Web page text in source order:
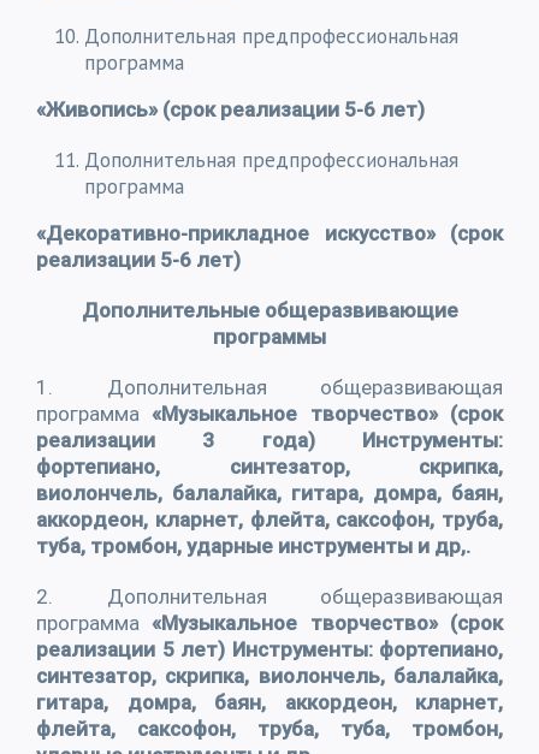
Дополнительная предпрофессиональная
программа
«Живопись» (срок реализации 5-6 лет)
Дополнительная предпрофессиональная
программа
«Декоративно-прикладное искусство» (срок
реализации 5-6 лет)
Дополнительные общеразвивающие
программы
1. Дополнительная общеразвивающая
программа «Музыкальное творчество» (срок
реализации 3 года) Инструменты:
фортепиано, синтезатор, скрипка,
виолончель, балалайка, гитара, домра, баян,
аккордеон, кларнет, флейта, саксофон, труба,
туба, тромбон, ударные инструменты и др,.
2. Дополнительная общеразвивающая
программа «Музыкальное творчество» (срок
реализации 5 лет) Инструменты: фортепиано,
синтезатор, скрипка, виолончель, балалайка,
гитара, домра, баян, аккордеон, кларнет,
флейта, саксофон, труба, туба, тромбон,